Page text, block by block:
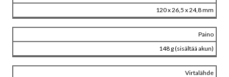
120 x 26,5 x 24,8 mm
Paino
148 g (sisältää akun)
Virtalähde